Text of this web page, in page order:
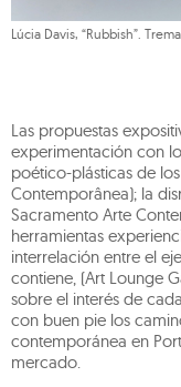
Lúcia Davis, “Rubbish”.
Las propuestas
experimentación con
poético-plásticas de
Contemporânea); la
Sacramento Arte
herramientas
interrelación entre el
contiene, (Art Lounge
sobre el interés de
con buen pie los
contemporánea en
mercado.